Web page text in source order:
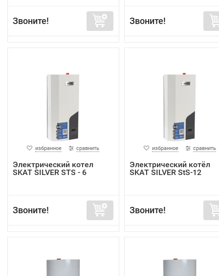
Звоните! Звоните!
избранное сравнить
Электрический котел
SKAT SILVER STS - 6
Звоните!
избранное сравнить
Электрический котёл
SKAT SILVER StS-12
Звоните!